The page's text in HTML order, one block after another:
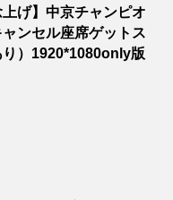
上げ】中京チャンピオ
ンセル座席ゲットス
）1920*1080only版